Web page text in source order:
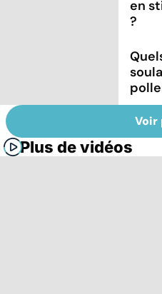
en
?
Voir
Plus de vidéos